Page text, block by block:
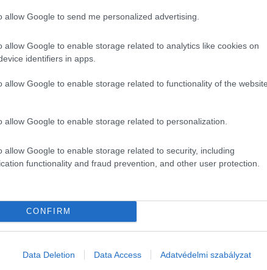
allow Google to send me personalized advertising.
allow Google to enable storage related to analytics like cookies on
identifiers in apps.
allow Google to enable storage related to functionality of the website
allow Google to enable storage related to personalization.
allow Google to enable storage related to security, including
functionality and fraud prevention, and other user protection.
CONFIRM
Data Deletion Data Access Adatvédelmi szabályzat
az idei árakat
az idei árakat
1700 Forint
Forint)
Forint